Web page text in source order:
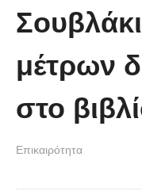
πρώτη στιγμή
νοηματική με
μέτρων
στο
Επικαιρότητα